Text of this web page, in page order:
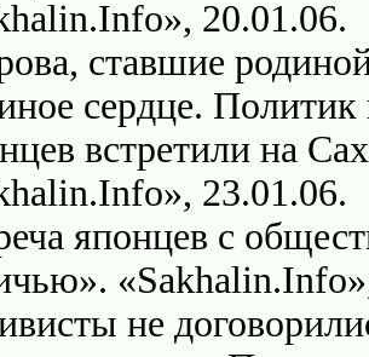
20.01.06.
ставшие
сердце. Политик
встретили на
23.01.06.
японцев с
не